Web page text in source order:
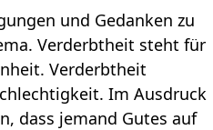
und Gedanken zu
Verderbtheit steht für
Verderbtheit
Im Ausdruck
dass jemand Gutes auf